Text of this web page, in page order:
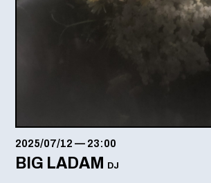
2025/07/12 — 23:00
BIG LADAM DJ